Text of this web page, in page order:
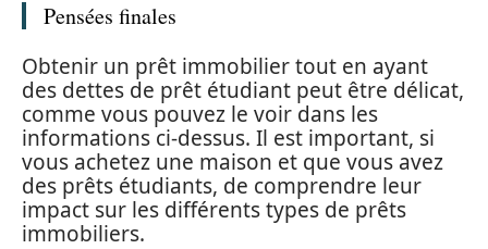
Pensées finales
Obtenir un prêt immobilier tout en ayant
des dettes de prêt étudiant peut être délicat,
comme vous pouvez le voir dans les
informations ci-dessus. Il est important, si
vous achetez une maison et que vous avez
des prêts étudiants, de comprendre leur
impact sur les différents types de prêts
immobiliers.